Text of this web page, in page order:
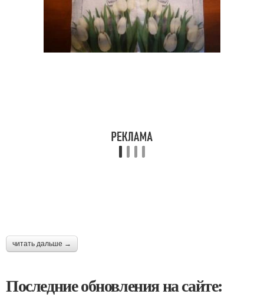
читать дальше →
Последние обновления на сайте: